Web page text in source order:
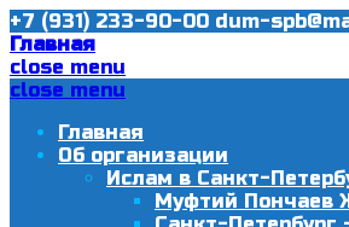
+7 (931) 233-90-00 dum-
Главная
close menu
close menu
Главная
Об организации
Ислам в Санкт-
Муфтий Пончаев